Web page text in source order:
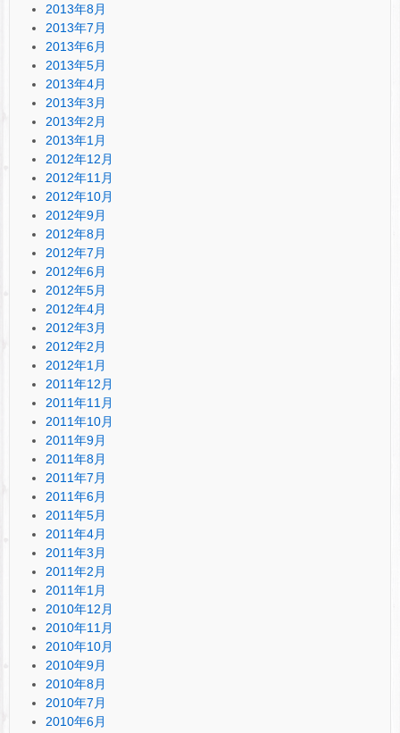
2013年8月
2013年7月
2013年6月
2013年5月
2013年4月
2013年3月
2013年2月
2013年1月
2012年12月
2012年11月
2012年10月
2012年9月
2012年8月
2012年7月
2012年6月
2012年5月
2012年4月
2012年3月
2012年2月
2012年1月
2011年12月
2011年11月
2011年10月
2011年9月
2011年8月
2011年7月
2011年6月
2011年5月
2011年4月
2011年3月
2011年2月
2011年1月
2010年12月
2010年11月
2010年10月
2010年9月
2010年8月
2010年7月
2010年6月